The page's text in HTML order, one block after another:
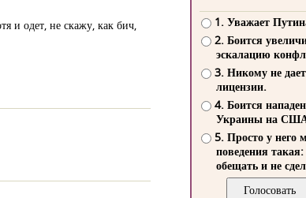
и одет, не скажу, как бич,
1. Уважает
2. Боится
эскалацию
3. Никому не
лицензии.
4. Боится
Украины на
5. Просто у него
поведения такая:
обещать и не